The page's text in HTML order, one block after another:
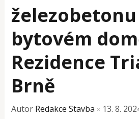
bytovém
Rezidence
Brně
Autor Redakce Stavba × 13. 8.